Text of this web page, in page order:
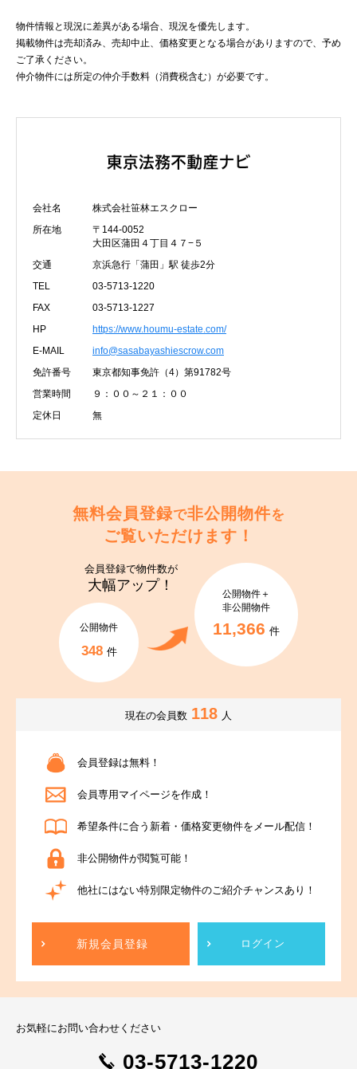
物件情報と現況に差異がある場合、現況を優先します。
掲載物件は売却済み、売却中止、価格変更となる場合がありますので、予め
ご了承ください。
仲介物件には所定の仲介手数料（消費税含む）が必要です。
会社名
株式会社笹林エスクロー
所在地
〒144-0052
大田区蒲田４丁目４７−５
交通
京浜急行「蒲田」駅 徒歩2分
TEL
03-5713-1220
FAX
03-5713-1227
HP
https://www.houmu-estate.com/
E-MAIL
info@sasabayashiescrow.com
免許番号
東京都知事免許（4）第91782号
営業時間
９：００～２１：００
定休日
無
無料会員登録で非公開物件を
ご覧いただけます！
会員登録で物件数が
大幅アップ！
公開物件
348 件
公開物件＋
非公開物件
11,366 件
現在の会員数 118 人
会員登録は無料！
会員専用マイページを作成！
希望条件に合う新着・価格変更物件をメール配信！
非公開物件が閲覧可能！
他社にはない特別限定物件のご紹介チャンスあり！
新規会員登録 ログイン
お気軽にお問い合わせください
03-5713-1220